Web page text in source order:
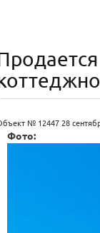
№ 1244728
Фото: